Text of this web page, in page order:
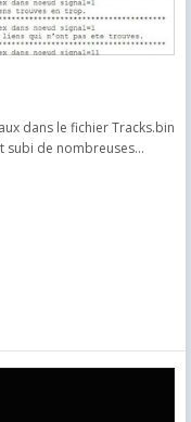
dans le fichier Tracks.bin
subi de nombreuses...